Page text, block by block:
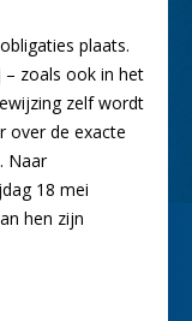
plaats.
– zoals ook in het
zelf wordt
over de exacte
. Naar
18 mei
hen zijn